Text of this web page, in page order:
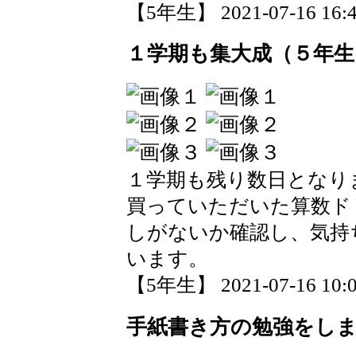
【5年生】 2021-07-16
１学期も集大成（５年
１学期も残り数日とな
買っていただいた算数
しがないか確認し、気
います。
【5年生】 2021-07-16
手紙書き方の勉強をし